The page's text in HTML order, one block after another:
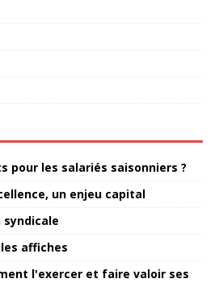
pour les salariés saisonniers ?
un enjeu capital
affiches
l'exercer et faire valoir ses